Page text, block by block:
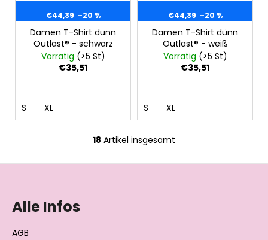
€44,39 –20 %
Damen T-Shirt dünn
Outlast® - schwarz
Vorrätig (>5 St)
€35,51
S XL
€44,39 –20 %
Damen T-Shirt dünn
Outlast® - weiß
Vorrätig (>5 St)
€35,51
S XL
S
t
18 Artikel insgesamt
F
Alle Infos
AGB